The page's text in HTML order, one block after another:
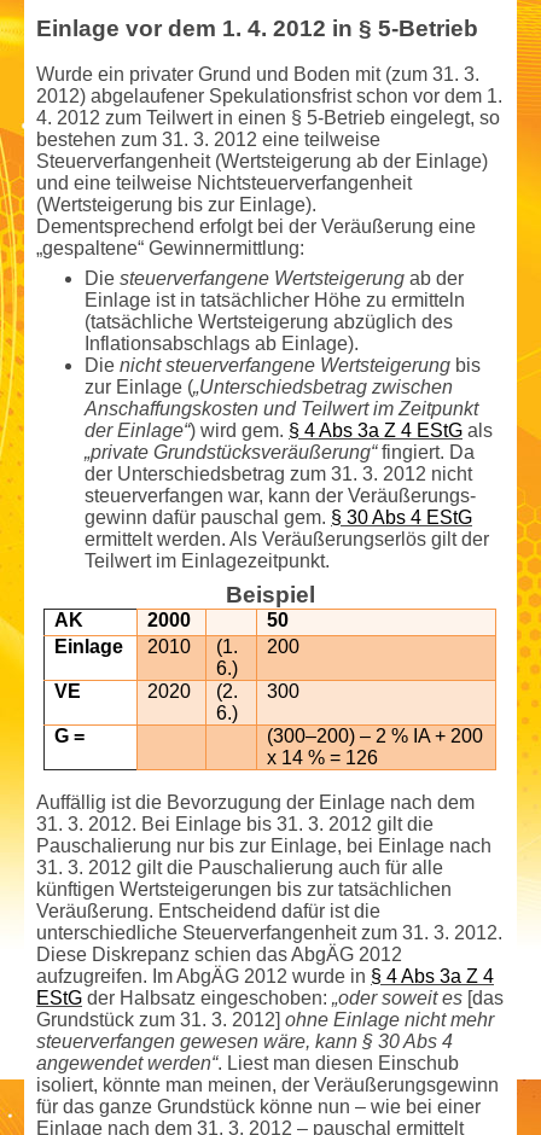
Einlage vor dem 1. 4. 2012 in § 5-Betrieb
Wurde ein privater Grund und Boden mit (zum 31. 3.
2012) abgelaufener Spekulationsfrist schon vor dem 1.
4. 2012 zum Teilwert in einen § 5-Betrieb eingelegt, so
bestehen zum 31. 3. 2012 eine teilweise
Steuerverfangenheit (Wertsteigerung ab der Einlage)
und eine teilweise Nicht­steuerverfangenheit
(Wertsteigerung bis zur Einlage).
Dementsprechend erfolgt bei der Veräußerung eine
„gespaltene“ Gewinn­ermittlung:
Die steuerverfangene Wertsteigerung ab der
Einlage ist in tatsächlicher Höhe zu ermitteln
(tatsächliche Wertsteigerung abzüglich des
Inflationsabschlags ab Einlage).
Die nicht steuerverfangene Wertsteigerung bis
zur Einlage („Unterschieds­betrag zwischen
Anschaffungs­kosten und Teilwert im Zeitpunkt
der Einlage“) wird gem. § 4 Abs 3a Z 4 EStG als
„private Grundstücksveräußerung“fingiert. Da
der Unterschieds­betrag zum 31. 3. 2012 nicht
steuerverfangen war, kann der Veräußerungs­
gewinn dafür pauschal gem. § 30 Abs 4 EStG
ermittelt werden. Als Veräußerungserlös gilt der
Teilwert im Einlagezeitpunkt.
Beispiel
AK 2000
50
Einlage
2010
(1.
6.)
200
VE 2020
(2.
6.)
300
G =
(300–200) – 2 % IA + 200
x 14 % = 126
Auffällig ist die Bevorzugung der Einlage nach dem
31. 3. 2012. Bei Einlage bis 31. 3. 2012 gilt die
Pauschalierung nur bis zur Einlage, bei Einlage nach
31. 3. 2012 gilt die Pauschalierung auch für alle
künftigen Wertsteigerungen bis zur tatsächlichen
Veräußerung. Entscheidend dafür ist die
unterschiedliche Steuerverfangenheit zum 31. 3. 2012.
Diese Diskrepanz schien das AbgÄG 2012
aufzugreifen. Im AbgÄG 2012 wurde in § 4 Abs 3a Z 4
EStG der Halbsatz eingeschoben: „oder soweit es [das
Grundstück zum 31. 3. 2012] ohne Einlage nicht mehr
steuerverfangen gewesen wäre, kann § 30 Abs 4
angewendet werden“. Liest man diesen Einschub
isoliert, könnte man meinen, der Veräußerungs­gewinn
für das ganze Grundstück könne nun – wie bei einer
Einlage nach dem 31. 3. 2012 – pauschal ermittelt